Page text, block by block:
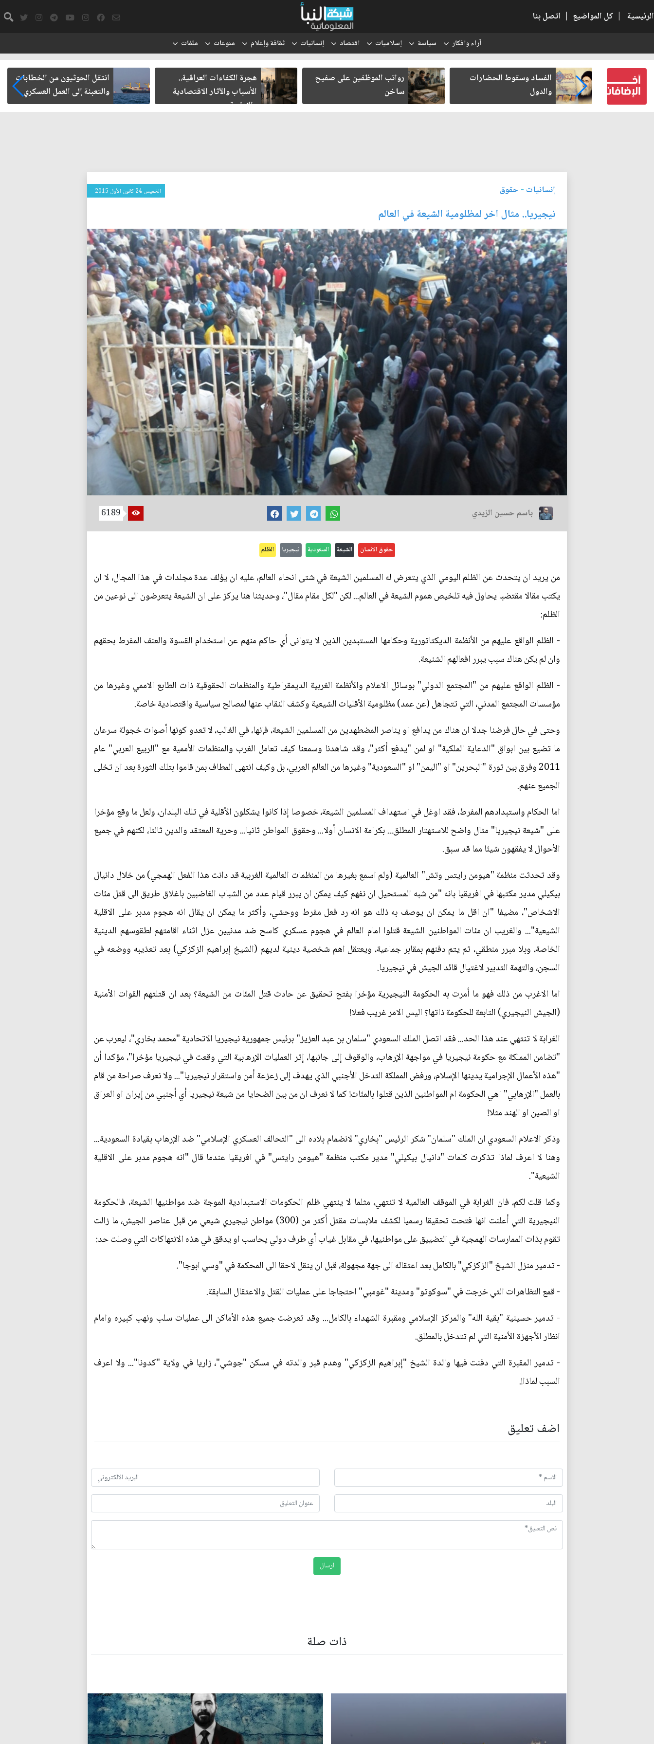
الرئيسية | كل المواضيع | اتصل بنا
آراء وافكار سياسة إسلاميات اقتصاد إنسانيات ثقافة وإعلام منوعات ملفات
كتب لنفسه
الفساد وسقوط الحضارات
والدول
رواتب الموظفين على صفيح
ساخن
هجرة الكفاءات العراقية..
الأسباب والآثار الاقتصادية
والإدارية
انتقل الحوثيون من الخطابات
والتعبئة إلى العمل العسكري
إنسانيات - حقوق الخميس 24 كانون الأول 2015
نيجيريا.. مثال اخر لمظلومية الشيعة في العالم
باسم حسين الزيدي 6189
حقوق الانسان الشيعة السعودية نيجيريا الظلم
من يريد ان يتحدث عن الظلم اليومي الذي يتعرض له المسلمين الشيعة في شتى انحاء العالم، عليه ان يؤلف عدة مجلدات في هذا المجال، لا ان
يكتب مقالا مقتضبا يحاول فيه تلخيص هموم الشيعة في العالم... لكن "لكل مقام مقال"، وحديثنا هنا يركز على ان الشيعة يتعرضون الى نوعين من
الظلم:
- الظلم الواقع عليهم من الأنظمة الديكتاتورية وحكامها المستبدين الذين لا يتوانى أي حاكم منهم عن استخدام القسوة والعنف المفرط بحقهم
وان لم يكن هناك سبب يبرر افعالهم الشنيعة.
- الظلم الواقع عليهم من "المجتمع الدولي" بوسائل الاعلام والأنظمة الغربية الديمقراطية والمنظمات الحقوقية ذات الطابع الاممي وغيرها من
مؤسسات المجتمع المدني، التي تتجاهل (عن عمد) مظلومية الأقليات الشيعية وكشف النقاب عنها لمصالح سياسية واقتصادية خاصة.
وحتى في حال فرضنا جدلا ان هناك من يدافع او يناصر المضطهدين من المسلمين الشيعة، فإنها، في الغالب، لا تعدو كونها أصوات خجولة سرعان
ما تضيع بين ابواق "الدعاية الملكية" او لمن "يدفع أكثر"، وقد شاهدنا وسمعنا كيف تعامل الغرب والمنظمات الأممية مع "الربيع العربي" عام
2011 وفرق بين ثورة "البحرين" او "اليمن" او "السعودية" وغيرها من العالم العربي، بل وكيف انتهى المطاف بمن قاموا بتلك الثورة بعد ان تخلى
الجميع عنهم.
اما الحكام واستبدادهم المفرط، فقد اوغل في استهداف المسلمين الشيعة، خصوصا إذا كانوا يشكلون الأقلية في تلك البلدان، ولعل ما وقع مؤخرا
على "شيعة نيجيريا" مثال واضح للاستهتار المطلق... بكرامة الانسان أولا... وحقوق المواطن ثانيا... وحرية المعتقد والدين ثالثا، لكنهم في جميع
الأحوال لا يفقهون شيئا مما قد سبق.
وقد تحدثت منظمة "هيومن رايتس وتش" العالمية (ولم اسمع بغيرها من المنظمات العالمية الغربية قد دانت هذا الفعل الهمجي) من خلال دانيال
بيكيلي مدير مكتبها في افريقيا بانه "من شبه المستحيل ان نفهم كيف يمكن ان يبرر قيام عدد من الشباب الغاضبين باغلاق طريق الى قتل مئات
الاشخاص"، مضيفا "ان اقل ما يمكن ان يوصف به ذلك هو انه رد فعل مفرط ووحشي، وأكثر ما يمكن ان يقال انه هجوم مدبر على الاقلية
الشيعية"... والغريب ان مئات المواطنين الشيعة قتلوا امام العالم في هجوم عسكري كاسح ضد مدنيين عزل اثناء اقامتهم لطقوسهم الدينية
الخاصة، وبلا مبرر منطقي، ثم يتم دفنهم بمقابر جماعية، ويعتقل اهم شخصية دينية لديهم (الشيخ إبراهيم الزكزكي) بعد تعذيبه ووضعه في
السجن، والتهمة التدبير لاغتيال قائد الجيش في نيجيريا.
اما الاغرب من ذلك فهو ما أمرت به الحكومة النيجيرية مؤخرا بفتح تحقيق عن حادث قتل المئات من الشيعة؟ بعد ان قتلتهم القوات الأمنية
(الجيش النيجيري) التابعة للحكومة ذاتها؟ اليس الامر غريب فعلا!
الغرابة لا تنتهي عند هذا الحد... فقد اتصل الملك السعودي "سلمان بن عبد العزيز" برئيس جمهورية نيجيريا الاتحادية "محمد بخاري"، ليعرب عن
"تضامن المملكة مع حكومة نيجيريا في مواجهة الإرهاب، والوقوف إلى جانبها، إثر العمليات الإرهابية التي وقعت في نيجيريا مؤخرا"، مؤكدا أن
"هذه الأعمال الإجرامية يدينها الإسلام، ورفض المملكة التدخل الأجنبي الذي يهدف إلى زعزعة أمن واستقرار نيجيريا"... ولا نعرف صراحة من قام
بالعمل "الإرهابي" اهي الحكومة ام المواطنين الذين قتلوا بالمئات! كما لا نعرف ان من بين الضحايا من شيعة نيجيريا أي أجنبي من إيران او العراق
او الصين او الهند مثلا!
وذكر الاعلام السعودي ان الملك "سلمان" شكر الرئيس "بخاري" لانضمام بلاده الى "التحالف العسكري الإسلامي" ضد الإرهاب بقيادة السعودية...
وهنا لا اعرف لماذا تذكرت كلمات "دانيال بيكيلي" مدير مكتب منظمة "هيومن رايتس" في افريقيا عندما قال "انه هجوم مدبر على الاقلية
الشيعية".
وكما قلت لكم، فان الغرابة في الموقف العالمية لا تنتهي، مثلما لا ينتهي ظلم الحكومات الاستبدادية الموجة ضد مواطنيها الشيعة، فالحكومة
النيجيرية التي أعلنت انها فتحت تحقيقا رسميا لكشف ملابسات مقتل أكثر من (300) مواطن نيجيري شيعي من قبل عناصر الجيش، ما زالت
تقوم بذات الممارسات الهمجية في التضييق على مواطنيها، في مقابل غياب أي طرف دولي يحاسب او يدقق في هذه الانتهاكات التي وصلت حد:
- تدمير منزل الشيخ "الزكزكي" بالكامل بعد اعتقاله الى جهة مجهولة، قبل ان ينقل لاحقا الى المحكمة في "وسي ابوجا".
- قمع التظاهرات التي خرجت في "سوكوتو" ومدينة "غومبي" احتجاجا على عمليات القتل والاعتقال السابقة.
- تدمير حسينية "بقية الله" والمركز الإسلامي ومقبرة الشهداء بالكامل... وقد تعرضت جميع هذه الأماكن الى عمليات سلب ونهب كبيره وامام
انظار الأجهزة الأمنية التي لم تتدخل بالمطلق.
- تدمير المقبرة التي دفنت فيها والدة الشيخ "إبراهيم الزكزكي" وهدم قبر والدته في مسكن "جوشي"، زاريا في ولاية "كدونا"... ولا اعرف
السبب لماذا!.
اضف تعليق
ذات صلة